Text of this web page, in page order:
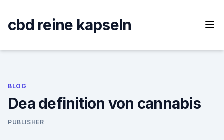
content
cbd reine kapseln
BLOG
Dea definition von cannabis
PUBLISHER